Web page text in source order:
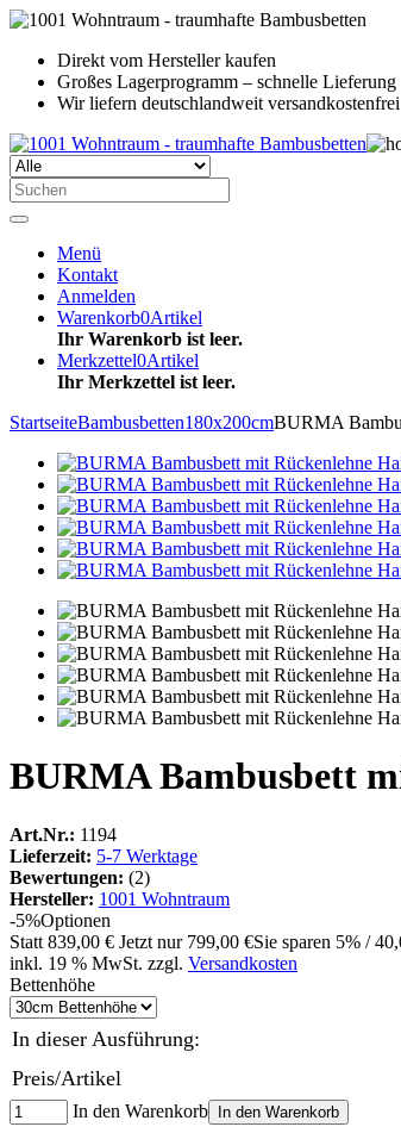
Direkt vom Hersteller kaufen
Großes Lagerprogramm – schnelle Lieferung
Wir liefern deutschlandweit versandkostenfrei
Menü
Kontakt
Anmelden
Warenkorb0Artikel
Ihr Warenkorb ist leer.
Merkzettel0Artikel
Ihr Merkzettel ist leer.
StartseiteBambusbetten180x200cmBURMA
BURMA Bambusbett
Art.Nr.: 1194
Lieferzeit: 5-7 Werktage
Bewertungen: (2)
Hersteller: 1001 Wohntraum
-5%Optionen
Statt 839,00 € Jetzt nur 799,00 €Sie sparen 5% /
inkl. 19 % MwSt. zzgl. Versandkosten
Bettenhöhe
In dieser Ausführung:
Preis/Artikel
In den Warenkorb In den Warenkorb